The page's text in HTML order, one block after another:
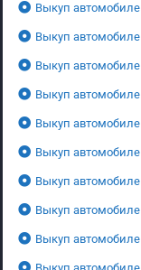
Выкуп
Выкуп
Выкуп
Выкуп
Выкуп
Выкуп
Выкуп
Выкуп
Выкуп
Выкуп